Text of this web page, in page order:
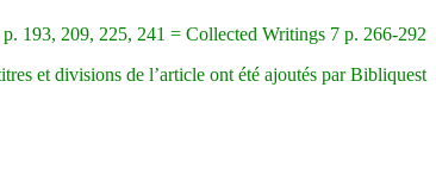
193, 209, 225, 241 = Collected Writings 7 p. 266-292
et divisions de l’article ont été ajoutés par Bibliquest